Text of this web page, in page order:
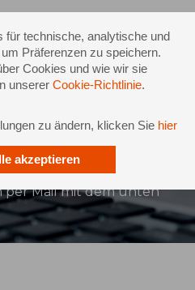
für technische, analytische und
Präferenzen zu speichern.
Cookies und wie wir sie
unserer Cookie-Richtlinie.
zu ändern, klicken Sie hier
akzeptieren
auch direkt an Sidel
per Mail mit dem unten